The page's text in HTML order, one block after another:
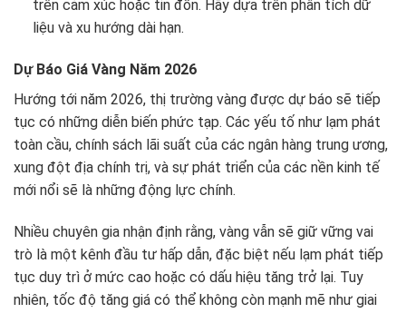
trên cảm xúc hoặc tin đồn. Hãy dựa trên phân tích dữ
liệu và xu hướng dài hạn.
Dự Báo Giá Vàng Năm 2026
Hướng tới năm 2026, thị trường vàng được dự báo sẽ tiếp
tục có những diễn biến phức tạp. Các yếu tố như lạm phát
toàn cầu, chính sách lãi suất của các ngân hàng trung ương,
xung đột địa chính trị, và sự phát triển của các nền kinh tế
mới nổi sẽ là những động lực chính.
Nhiều chuyên gia nhận định rằng, vàng vẫn sẽ giữ vững vai
trò là một kênh đầu tư hấp dẫn, đặc biệt nếu lạm phát tiếp
tục duy trì ở mức cao hoặc có dấu hiệu tăng trở lại. Tuy
nhiên, tốc độ tăng giá có thể không còn mạnh mẽ như giai